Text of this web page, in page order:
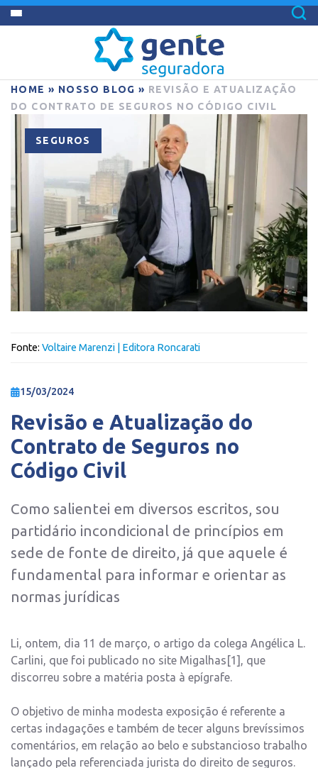
HOME » NOSSO BLOG » REVISÃO E ATUALIZAÇÃO
DO CONTRATO DE SEGUROS NO CÓDIGO CIVIL
SEGUROS
Fonte: Voltaire Marenzi | Editora Roncarati
15/03/2024
Revisão e Atualização do
Contrato de Seguros no
Código Civil
Como salientei em diversos escritos, sou
partidário incondicional de princípios em
sede de fonte de direito, já que aquele é
fundamental para informar e orientar as
normas jurídicas
Li, ontem, dia 11 de março, o artigo da colega Angélica L.
Carlini, que foi publicado no site Migalhas[1], que
discorreu sobre a matéria posta à epígrafe.
O objetivo de minha modesta exposição é referente a
certas indagações e também de tecer alguns brevíssimos
comentários, em relação ao belo e substancioso trabalho
lançado pela referenciada jurista do direito de seguros.